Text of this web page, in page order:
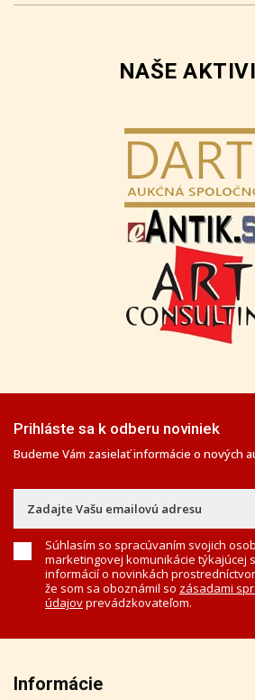
NAŠE
Prihláste sa k odberu noviniek
Budeme Vám zasielať informácie o nových
Súhlasím so spracúvaním svojich
marketingovej komunikácie týkajúcej
informácií o novinkách
že som sa oboznámil so zásadami
údajovprevádzkovateľom.
Informácie